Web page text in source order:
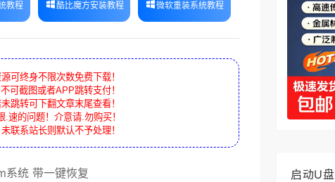
教程 酷比魔方安装教程 微软重装系统教程
可终身不限次数免费下载！
可截图或者APP跳转支付！
跳转可下翻文章末尾查看！
速的问题！介意请.勿购买！
联系站长则默认不予处理！
系统 带一键恢复 启动U盘